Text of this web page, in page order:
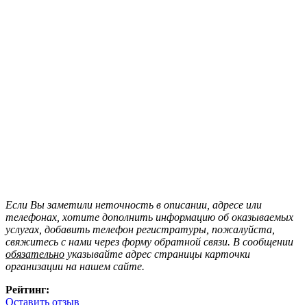
Если Вы заметили неточность в описании, адресе или
телефонах, хотите дополнить информацию об оказываемых
услугах, добавить телефон регистратуры, пожалуйста,
свяжитесь с нами через форму обратной связи. В сообщении
обязательно указывайте адрес страницы карточки
организации на нашем сайте.
Рейтинг:
Оставить отзыв